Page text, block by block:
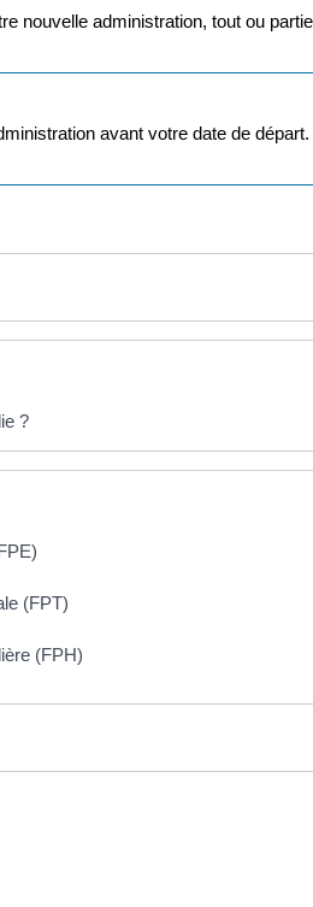
nouvelle administration, tout ou
avant votre date de
?
(FPT)
(FPH)